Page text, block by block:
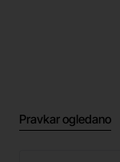
Pravkar ogledano